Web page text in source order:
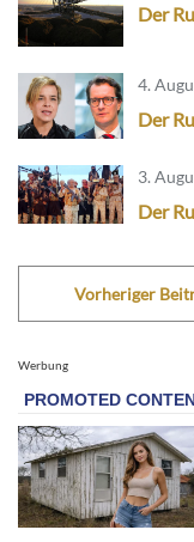
Der
4.
Der
3.
Der
Vorheriger
Werbung